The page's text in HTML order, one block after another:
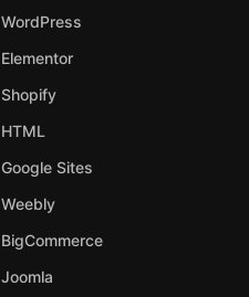
WordPress
Elementor
Shopify
HTML
Google Sites
Weebly
BigCommerce
Joomla